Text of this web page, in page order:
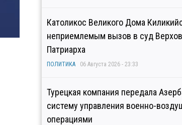
Католикос Великого Дома
неприемлемым вызов в суд
Патриарха
ПОЛИТИКА 06 Августа 2026 - 23:33
Турецкая компания передала
систему управления военно-
операциями